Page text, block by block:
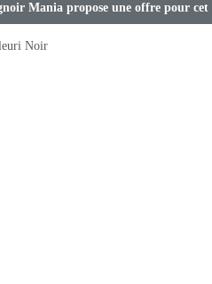
Mania propose une offre pour
Noir